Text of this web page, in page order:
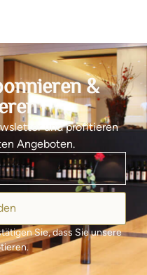
&
und profitieren
Angeboten.
Sie, dass Sie unsere